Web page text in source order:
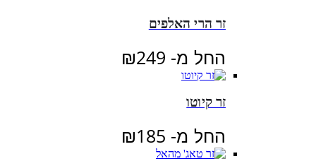
זר הרי האלפים
החל מ- ₪249
זר קיוטו
החל מ- ₪185